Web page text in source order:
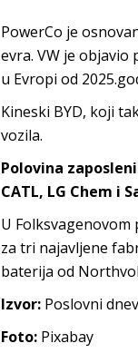
PowerCo je
evra. VW je
u Evropi od
Kineski BYD, koji
vozila.
Polovina
CATL, LG Chem i
U
za tri najavljene
baterija od
Izvor: Poslovni
Foto: Pixabay